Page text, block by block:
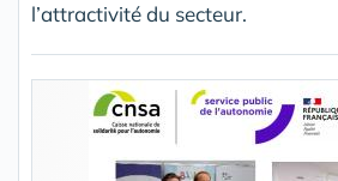
l’attractivité du secteur.